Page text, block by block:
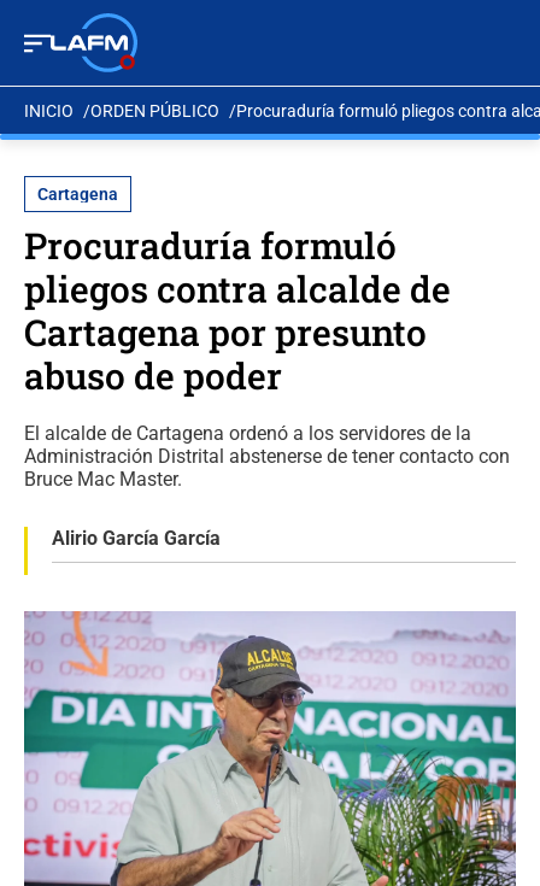
INICIO ORDEN PÚBLICO Procuraduría formuló pliegos contra
Cartagena
Procuraduría formuló
pliegos contra alcalde de
Cartagena por presunto
abuso de poder
El alcalde de Cartagena ordenó a los servidores de la
Administración Distrital abstenerse de tener contacto con
Bruce Mac Master.
Alirio García García